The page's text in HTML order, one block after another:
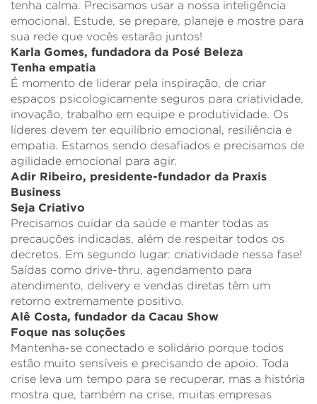
tenha calma. Precisamos usar a nossa inteligência
emocional. Estude, se prepare, planeje e mostre para
sua rede que vocês estarão juntos!
Karla Gomes, fundadora da Posé Beleza
Tenha empatia
É momento de liderar pela inspiração, de criar
espaços psicologicamente seguros para criatividade,
inovação, trabalho em equipe e produtividade. Os
líderes devem ter equilíbrio emocional, resiliência e
empatia. Estamos sendo desafiados e precisamos de
agilidade emocional para agir.
Adir Ribeiro, presidente-fundador da Praxis
Business
Seja Criativo
Precisamos cuidar da saúde e manter todas as
precauções indicadas, além de respeitar todos os
decretos. Em segundo lugar: criatividade nessa fase!
Saídas como drive-thru, agendamento para
atendimento, delivery e vendas diretas têm um
retorno extremamente positivo.
Alê Costa, fundador da Cacau Show
Foque nas soluções
Mantenha-se conectado e solidário porque todos
estão muito sensíveis e precisando de apoio. Toda
crise leva um tempo para se recuperar, mas a história
mostra que, também na crise, muitas empresas